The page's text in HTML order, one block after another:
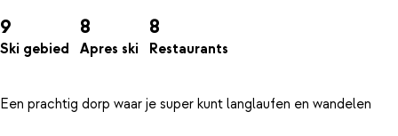
9
Ski gebied
8
Apres ski
8
Restaurants